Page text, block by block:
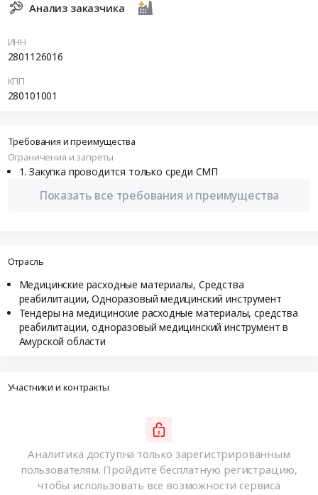
Анализ заказчика
ИНН
2801126016
КПП
280101001
Требования и преимущества
Ограничения и запреты
Закупка проводится только среди СМП
Показать все требования и преимущества
Отрасль
Медицинские расходные материалы, Средства
реабилитации, Одноразовый медицинский инструмент
Тендеры на медицинские расходные материалы, средства
реабилитации, одноразовый медицинский инструмент в
Амурской области
Участники и контракты
Аналитика доступна только зарегистрированным
пользователям. Пройдите бесплатную регистрацию,
чтобы использовать все возможности сервиса